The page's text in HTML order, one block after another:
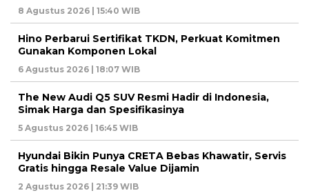
8 Agustus 2026 | 15:40 WIB
Hino Perbarui Sertifikat TKDN, Perkuat Komitmen
Gunakan Komponen Lokal
6 Agustus 2026 | 18:07 WIB
The New Audi Q5 SUV Resmi Hadir di Indonesia,
Simak Harga dan Spesifikasinya
5 Agustus 2026 | 16:45 WIB
Hyundai Bikin Punya CRETA Bebas Khawatir, Servis
Gratis hingga Resale Value Dijamin
2 Agustus 2026 | 21:39 WIB